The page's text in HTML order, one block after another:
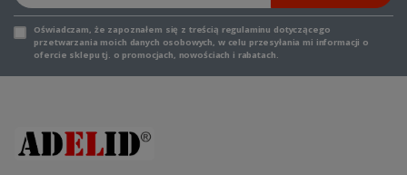
Oświadczam, że zapoznałem się z treścią regulaminu dotyczącego
przetwarzania moich danych osobowych, w celu przesyłania mi informacji o
ofercie sklepu tj. o promocjach, nowościach i rabatach.